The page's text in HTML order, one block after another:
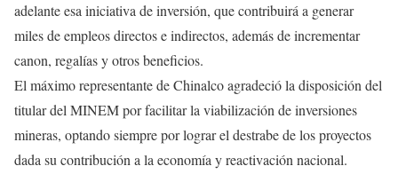
adelante esa iniciativa de inversión, que contribuirá a generar
miles de empleos directos e indirectos, además de incrementar
canon, regalías y otros beneficios.
El máximo representante de Chinalco agradeció la disposición del
titular del MINEM por facilitar la viabilización de inversiones
mineras, optando siempre por lograr el destrabe de los proyectos
dada su contribución a la economía y reactivación nacional.